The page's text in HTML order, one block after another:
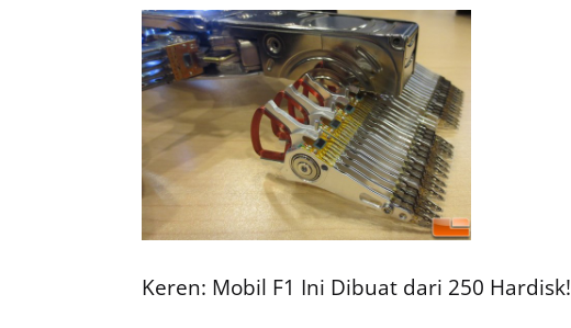
Keren: Mobil F1 Ini Dibuat dari 250 Hardisk!